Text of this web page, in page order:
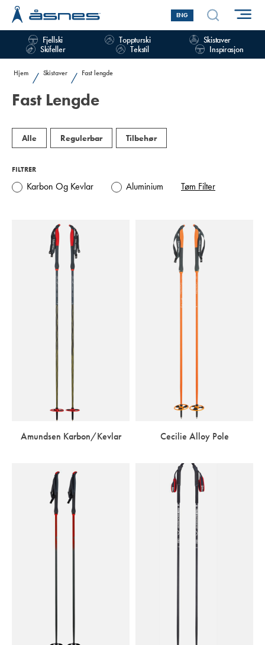
ENG
Fjellski Toppturski
Skistaver
Skifeller
Tekstil Inspirasjon
Hjem / Skistaver / Fast lengde
Fast Lengde
Alle Regulerbar Tilbehør
FILTRER
Karbon Og Kevlar Aluminium Tøm Filter
Amundsen Karbon/Kevlar Cecilie Alloy Pole